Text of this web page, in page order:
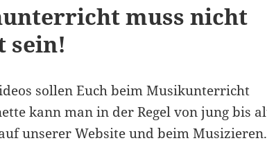
muss nicht
sein!
sollen Euch beim Musikunterricht
kann man in der Regel von jung bis
unserer Website und beim Musizieren.